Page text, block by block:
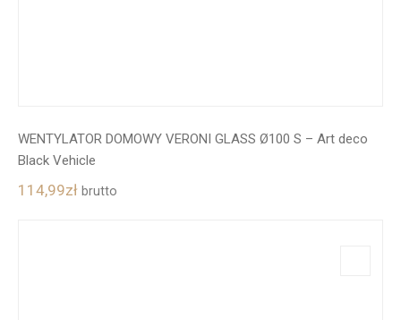
WENTYLATOR DOMOWY VERONI GLASS Ø100 S – Art deco
Black Vehicle
114,99zł brutto